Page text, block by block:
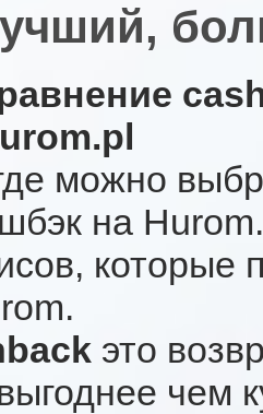
можно
на
которые
это
чем